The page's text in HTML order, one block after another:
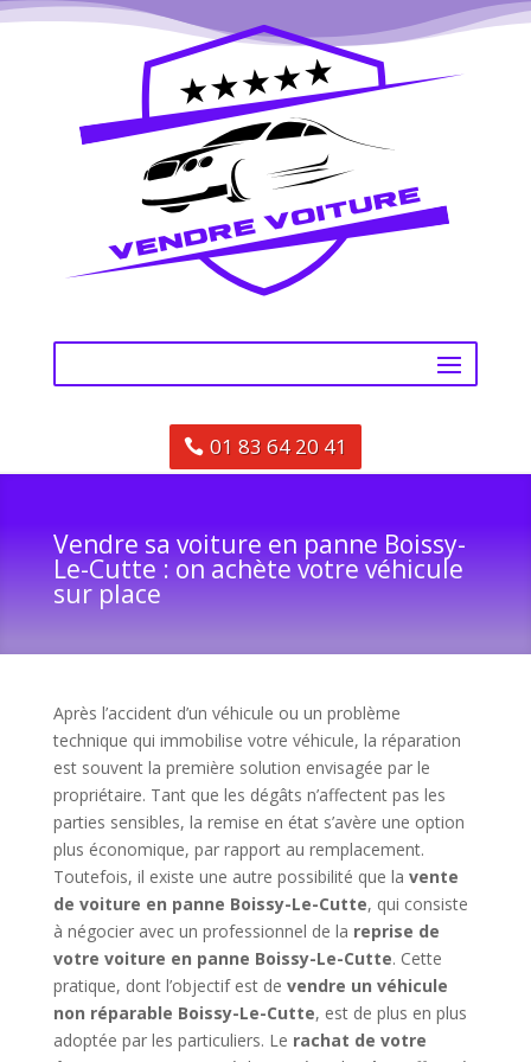
01 83 64 20 41
Vendre sa voiture en panne Boissy-
Le-Cutte : on achète votre véhicule
sur place
Après l’accident d’un véhicule ou un problème
technique qui immobilise votre véhicule, la réparation
est souvent la première solution envisagée par le
propriétaire. Tant que les dégâts n’affectent pas les
parties sensibles, la remise en état s’avère une option
plus économique, par rapport au remplacement.
Toutefois, il existe une autre possibilité que la vente
de voiture en panne Boissy-Le-Cutte, qui consiste
à négocier avec un professionnel de la reprise de
votre voiture en panne Boissy-Le-Cutte. Cette
pratique, dont l’objectif est de vendre un véhicule
non réparable Boissy-Le-Cutte, est de plus en plus
adoptée par les particuliers. Le rachat de votre